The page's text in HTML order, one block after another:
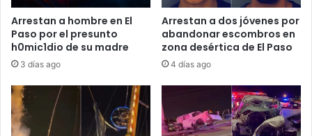
Arrestan a hombre en El
Paso por el presunto
h0mic1dio de su madre
3 días ago
Arrestan a dos jóvenes por
abandonar escombros en
zona desértica de El Paso
4 días ago